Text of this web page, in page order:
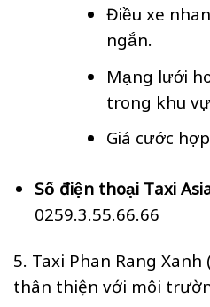
Điều xe
ngắn.
Mạng lưới
trong khu
Giá cước
Số điện thoại Taxi
0259.3.55.66.66
5. Taxi Phan Rang Xanh
thân thiện với môi